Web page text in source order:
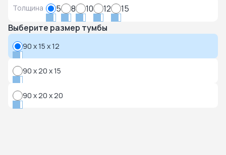
Толщина 5 8 10 12
15
Выберите размер тумбы
90 x 15 x 12
90 x 20 x 15
90 x 20 x 20